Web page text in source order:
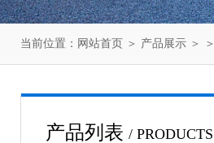
当前位置： 网站首页 ＞ 产品展示 ＞ ＞
产品列表 / PRODUCTS